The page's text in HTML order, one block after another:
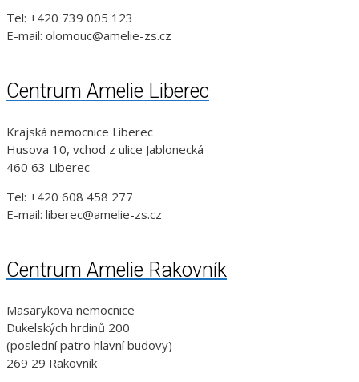
Tel: +420 739 005 123
E-mail: olomouc@amelie-zs.cz
Centrum Amelie Liberec
Krajská nemocnice Liberec
Husova 10, vchod z ulice Jablonecká
460 63 Liberec
Tel: +420 608 458 277
E-mail: liberec@amelie-zs.cz
Centrum Amelie Rakovník
Masarykova nemocnice
Dukelských hrdinů 200
(poslední patro hlavní budovy)
269 29 Rakovník